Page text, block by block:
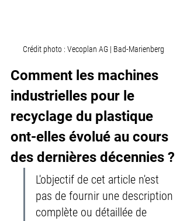
Crédit photo : Vecoplan AG | Bad-Marienberg
Comment les machines
industrielles pour le
recyclage du plastique
ont-elles évolué au cours
des dernières décennies ?
L'objectif de cet article n'est
pas de fournir une description
complète ou détaillée de